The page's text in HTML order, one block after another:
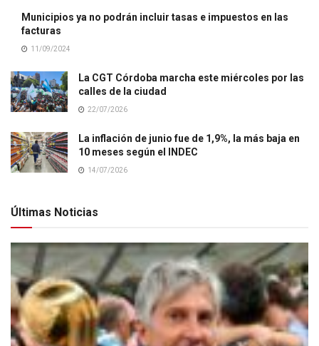
Municipios ya no podrán incluir tasas e impuestos en las
facturas
11/09/2024
La CGT Córdoba marcha este miércoles por las
calles de la ciudad
22/07/2026
La inflación de junio fue de 1,9%, la más baja en
10 meses según el INDEC
14/07/2026
Últimas Noticias